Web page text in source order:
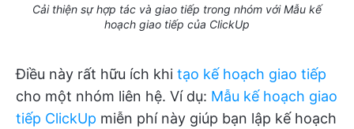
Cải thiện sự hợp tác và giao tiếp trong nhóm với Mẫu kế
hoạch giao tiếp của ClickUp
Điều này rất hữu ích khi tạo kế hoạch giao tiếp
cho một nhóm liên hệ. Ví dụ: Mẫu kế hoạch giao
tiếp ClickUp miễn phí này giúp bạn lập kế hoạch